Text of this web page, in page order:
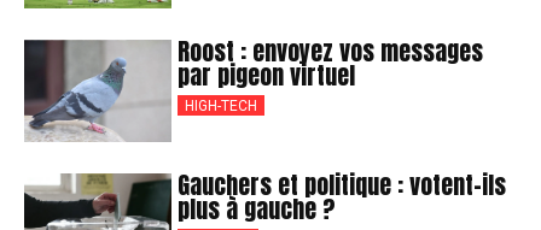
Roost : envoyez vos messages
par pigeon virtuel
HIGH-TECH
Gauchers et politique : votent-ils
plus à gauche ?